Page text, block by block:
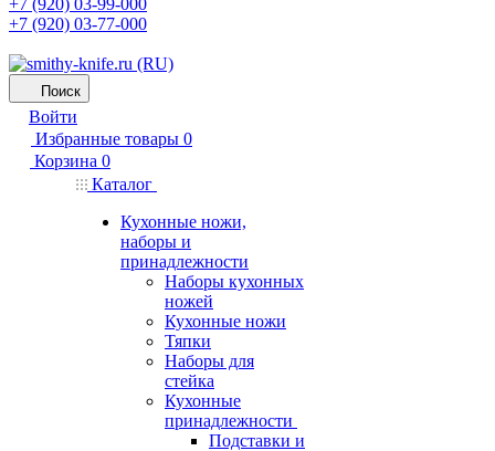
+7 (920) 03-99-000
+7 (920) 03-77-000
Поиск
Войти
Избранные товары 0
Корзина 0
Каталог
Кухонные ножи,
наборы и
принадлежности
Наборы кухонных
ножей
Кухонные ножи
Тяпки
Наборы для
стейка
Кухонные
принадлежности
Подставки и